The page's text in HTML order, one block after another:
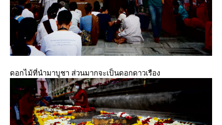
ดอกไม้ที่นำมาบูชา ส่วนมากจะเป็นดอกดาวเรือง